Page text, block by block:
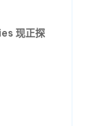
现正探